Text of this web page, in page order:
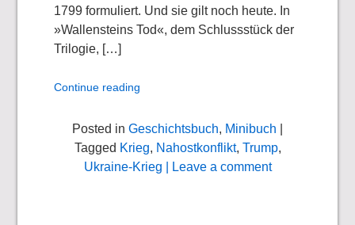
1799 formuliert. Und sie gilt noch heute. In
»Wallensteins Tod«, dem Schlussstück der
Trilogie, […]
Continue reading
Posted in Geschichtsbuch, Minibuch
Tagged Krieg, Nahostkonflikt, Trump,
Ukraine-Krieg | Leave a comment